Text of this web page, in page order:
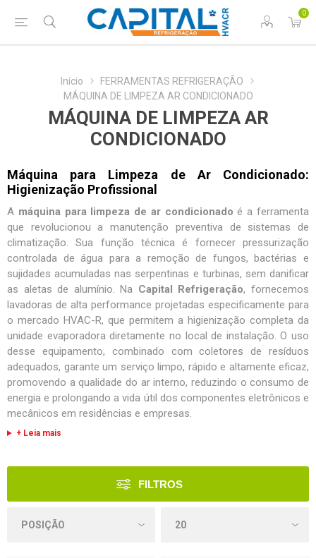
0
Início
FERRAMENTAS REFRIGERAÇÃO
MÁQUINA DE LIMPEZA AR CONDICIONADO
MÁQUINA DE LIMPEZA AR
CONDICIONADO
Máquina para Limpeza de Ar Condicionado:
Higienização Profissional
A máquina para limpeza de ar condicionado é a ferramenta
que revolucionou a manutenção preventiva de sistemas de
climatização. Sua função técnica é fornecer pressurização
controlada de água para a remoção de fungos, bactérias e
sujidades acumuladas nas serpentinas e turbinas, sem danificar
as aletas de alumínio. Na Capital Refrigeração, fornecemos
lavadoras de alta performance projetadas especificamente para
o mercado HVAC-R, que permitem a higienização completa da
unidade evaporadora diretamente no local de instalação. O uso
desse equipamento, combinado com coletores de resíduos
adequados, garante um serviço limpo, rápido e altamente eficaz,
promovendo a qualidade do ar interno, reduzindo o consumo de
energia e prolongando a vida útil dos componentes eletrônicos e
mecânicos em residências e empresas.
+ Leia mais
FILTROS